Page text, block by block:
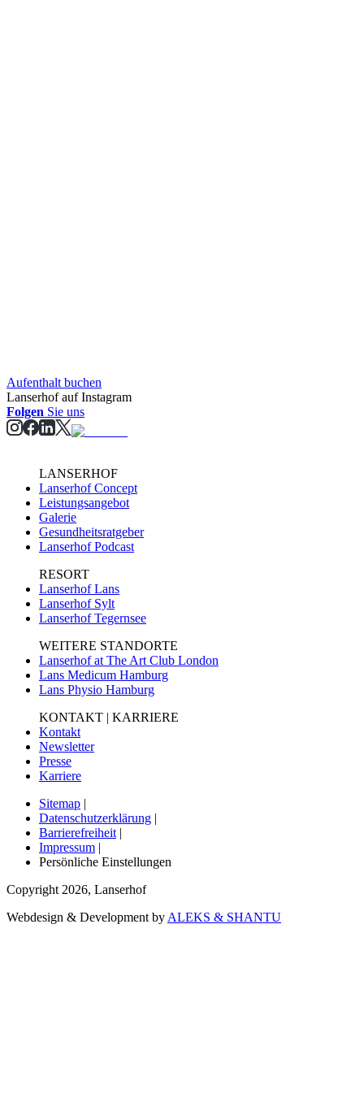
Aufent­halt buchen
Lanserhof auf Instagram
Folgen Sie uns
LANSERHOF
Lanserhof Concept
Leistungsangebot
Galerie
Gesundheitsratgeber
Lanserhof Podcast
RESORT
Lanserhof Lans
Lanserhof Sylt
Lanserhof Tegernsee
WEITERE STANDORTE
Lanserhof at The Art Club London
Lans Medicum Hamburg
Lans Physio Hamburg
KONTAKT | KARRIERE
Kontakt
Newsletter
Presse
Karriere
Sitemap |
Datenschutzerklärung |
Barrierefreiheit |
Impressum |
Persönliche Einstellungen
Copyright 2026, Lanserhof
Webdesign & Development by ALEKS & SHANTU